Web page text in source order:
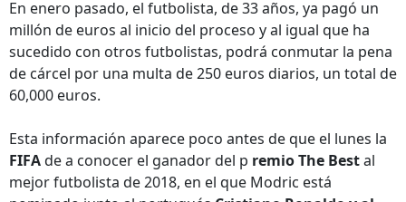
En enero pasado, el futbolista, de 33 años, ya pagó un
millón de euros al inicio del proceso y al igual que ha
sucedido con otros futbolistas, podrá conmutar la pena
de cárcel por una multa de 250 euros diarios, un total de
60,000 euros.
Esta información aparece poco antes de que el lunes la
FIFAde a conocer el ganador del p remio The Bestal
mejor futbolista de 2018, en el que Modric está